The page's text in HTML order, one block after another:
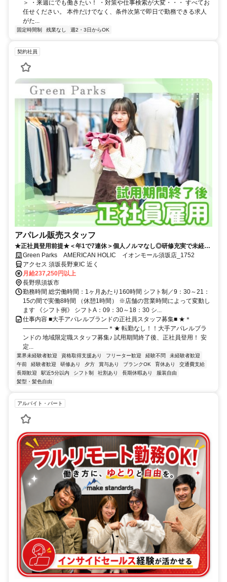
＞ ・来週にでも働きたい！ ・対策や仕事検索が大変・・・ すべてお
任せください。 本件だけでなく、条件次第で即日で勤務できる求人
がた...
固定時間制 残業なし 週2・3日からOK
契約社員
アパレル販売スタッフ
★正社員登用前提★＜年1で7連休＞個人ノルマなし◎研修充実で未経験
も活躍中☆キャリアUP目指せます
Green Parks AMERICAN HOLIC イオンモール須坂店_1752
アクセス 須坂長野東IC 近く
月給237,250円以上
長野県須坂市
勤務時間 総労働時間：1ヶ月あたり160時間 シフト制／9：30～21：
15の間で実働8時間 （休憩1時間） ※店舗の営業時間によって変動し
ます 《シフト例》 シフトA：09：30～18：30 シ...
仕事内容 ■大手アパレルブランドの正社員スタッフ募集■ ★＊
――――――――――――――＊★ 転勤なし！！大手アパレルブラ
ンドの 地域限定職スタッフ募集♪ 試用期間終了後、正社員登用！ 安
定...
業界未経験者歓迎 資格取得支援あり フリーター歓迎 経験不問
未経験者歓迎
午前
経験者歓迎 研修あり 夕方 賞与あり ブランクOK 育休あり
交通費支給
長期歓迎
駅近5分以内 シフト制 社割あり 長期休暇あり
服装自由
髪型・髪色自由
アルバイト・パート